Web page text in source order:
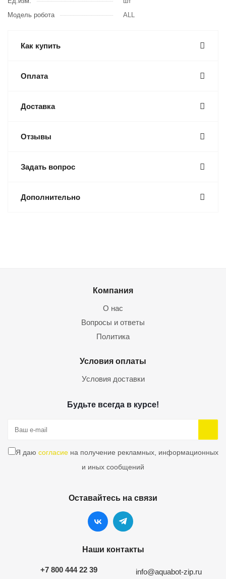
Модель робота
ALL
Как купить
Оплата
Доставка
Отзывы
Задать вопрос
Дополнительно
Компания
О нас
Вопросы и ответы
Политика
Условия оплаты
Условия доставки
Будьте всегда в курсе!
Я даю согласиена получение рекламных, информационных
и иных сообщений
Оставайтесь на связи
Наши контакты
+7 800 444 22 39 info@aquabot-zip.ru